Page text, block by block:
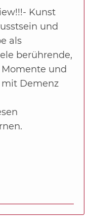
Kunst
und
als
berührende,
und
mit Demenz